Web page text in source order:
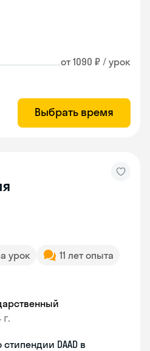
от 1090 ₽ / урок
Выбрать время
урок
11 лет опыта
г.
DAAD в